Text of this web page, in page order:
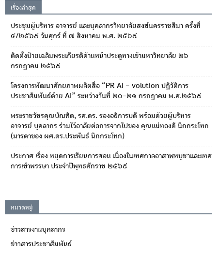
เรื่องล่าสุด
ประชุมผู้บริหาร อาจารย์ และบุคลากรวิทยาลัยสงฆ์นครราชสีมา ครั้งที่
๔/๒๕๖๙ วันศุกร์ ที่ ๗ สิงหาคม พ.ศ. ๒๕๖๙
ติดตั้งป้ายเฉลิมพระเกียรติด้านหน้าประตูทางเข้ามหาวิทยาลัย ๒๖
กรกฎาคม ๒๕๖๙
โครงการพัฒนาศักยภาพผลิตสื่อ “PR AI – volution ปฏิวัติการ
ประชาสัมพันธ์ด้วย AI” ระหว่างวันที่ ๒๐-๒๑ กรกฎาคม พ.ศ.๒๕๖๙
พระราชวัชรคุณบัณฑิต, รศ.ดร. รองอธิการบดี พร้อมด้วยผู้บริหาร
อาจารย์ บุคลากร ร่วมไว้อาลัยต่อการจากไปของ คุณแม่ทองดี นึกกระโทก
(มารดาของ ผศ.ดร.ประพันธ์ นึกกระโทก)
ประกาศ เรื่อง หยุดการเรียนการสอน เนื่องในเทศกาลอาสาฬหบูชาและเทศ
การเข้าพรรษา ประจำปีพุทธศักราช ๒๕๖๙
หมวดหมู่
ข่าวสารงานบุคลากร
ข่าวสารประชาสัมพันธ์